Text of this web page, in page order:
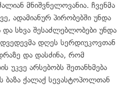
მნიშვნელოვანია. ჩვენმა
ადამიანურ პირობებში უნდა
სხვა შესაძლებლობები უნდა
დღეს სერდიუკოვთან
და დასძინა, რომ
უკვე არსებობს შეთანხმება
ბაზა ქალაქ სევასტოპოლთან